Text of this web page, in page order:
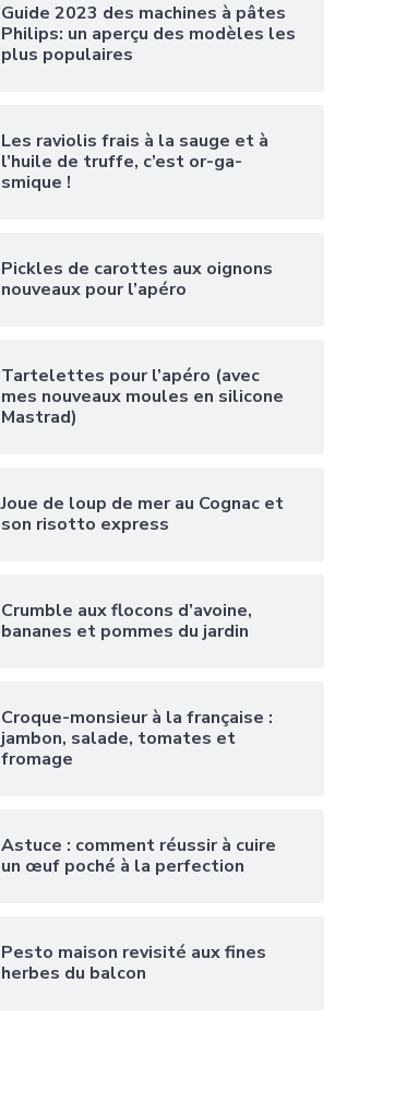
Guide 2023 des machines à pâtes
Philips: un aperçu des modèles les
plus populaires
Les raviolis frais à la sauge et à
l’huile de truffe, c’est or-ga-
smique !
Pickles de carottes aux oignons
nouveaux pour l’apéro
Tartelettes pour l’apéro (avec
mes nouveaux moules en silicone
Mastrad)
Joue de loup de mer au Cognac et
son risotto express
Crumble aux flocons d’avoine,
bananes et pommes du jardin
Croque-monsieur à la française :
jambon, salade, tomates et
fromage
Astuce : comment réussir à cuire
un œuf poché à la perfection
Pesto maison revisité aux fines
herbes du balcon